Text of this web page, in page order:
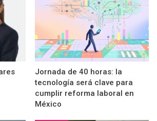
Jornada de 40 horas: la
tecnología será clave para
cumplir reforma laboral en
México